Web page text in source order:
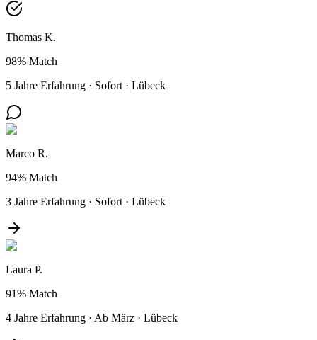
Thomas K.
98% Match
5 Jahre Erfahrung · Sofort · Lübeck
Marco R.
94% Match
3 Jahre Erfahrung · Sofort · Lübeck
Laura P.
91% Match
4 Jahre Erfahrung · Ab März · Lübeck